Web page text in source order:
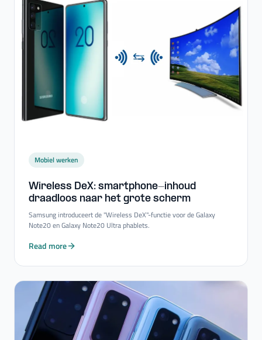
Mobiel werken
Wireless DeX: smartphone-​inhoud
draadloos naar het grote scherm
Samsung introduceert de "Wireless DeX"-functie voor de Galaxy
Note20 en Galaxy Note20 Ultra phablets.
Read more